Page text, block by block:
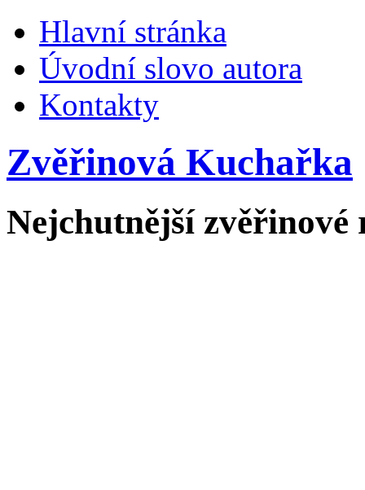
Hlavní stránka
Úvodní slovo autora
Kontakty
Zvěřinová Kuchařka
Nejchutnější zvěřinové